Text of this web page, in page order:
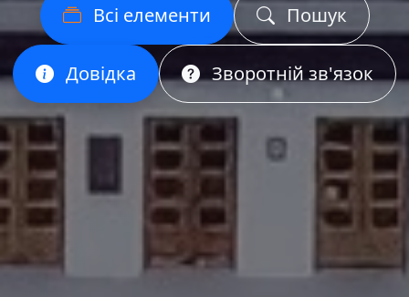
Всі елементи Пошук
Довідка Зворотній зв'язок